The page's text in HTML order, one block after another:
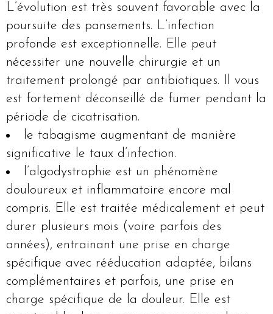
L’évolution est très souvent favorable avec la
poursuite des pansements. L’infection
profonde est exceptionnelle. Elle peut
nécessiter une nouvelle chirurgie et un
traitement prolongé par antibiotiques. Il vous
est fortement déconseillé de fumer pendant la
période de cicatrisation.
le tabagisme augmentant de manière
significative le taux d’infection.
l’algodystrophie est un phénomène
douloureux et inflammatoire encore mal
compris. Elle est traitée médicalement et peut
durer plusieurs mois (voire parfois des
années), entrainant une prise en charge
spécifique avec rééducation adaptée, bilans
complémentaires et parfois, une prise en
charge spécifique de la douleur. Elle est